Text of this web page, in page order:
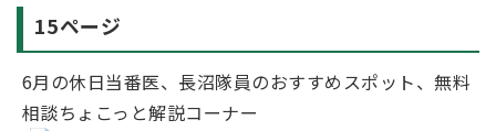
15ページ
6月の休日当番医、長沼隊員のおすすめスポット、無料
相談ちょこっと解説コーナー